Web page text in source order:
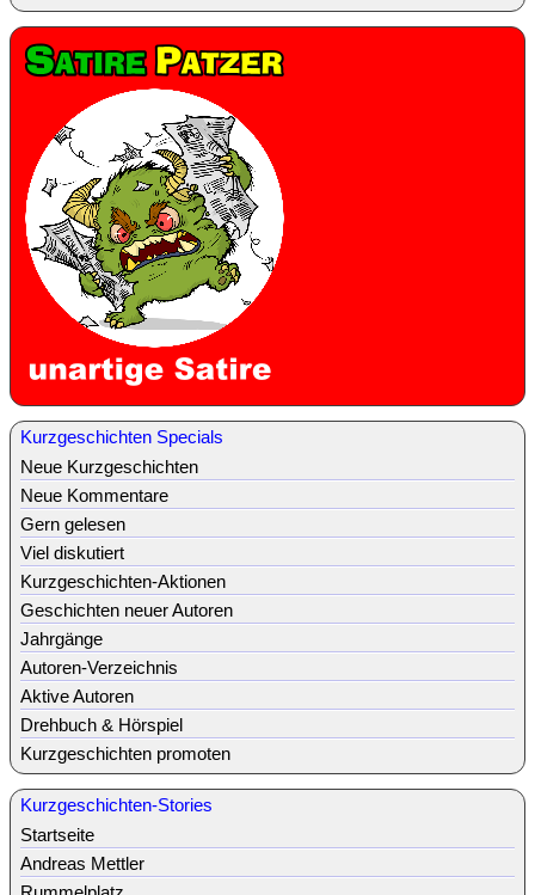
Kurzgeschichten Specials
Neue Kurzgeschichten
Neue Kommentare
Gern gelesen
Viel diskutiert
Kurzgeschichten-Aktionen
Geschichten neuer Autoren
Jahrgänge
Autoren-Verzeichnis
Aktive Autoren
Drehbuch & Hörspiel
Kurzgeschichten promoten
Kurzgeschichten-Stories
Startseite
Andreas Mettler